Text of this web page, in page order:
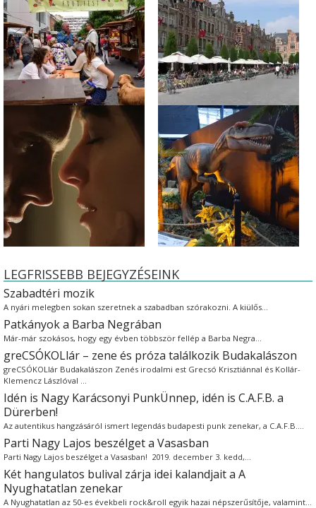
LEGFRISSEBB BEJEGYZÉSEINK
Szabadtéri mozik
A nyári melegben sokan szeretnek a szabadban szórakozni. A kiülős…
Patkányok a Barba Negrában
Már-már szokásos, hogy egy évben többször fellép a Barba Negra…
greCSÓKOLlár – zene és próza találkozik Budakalászon
greCSÓKOLlár Budakalászon Zenés irodalmi est Grecsó Krisztiánnal és Kollár-
Klemencz Lászlóval …
Idén is Nagy Karácsonyi PunkÜnnep, idén is C.A.F.B. a
Dürerben!
Az autentikus hangzásáról ismert legendás budapesti punk zenekar, a C.A.F.B.…
Parti Nagy Lajos beszélget a Vasasban
Parti Nagy Lajos beszélget a Vasasban! 2019. december 3. kedd,…
Két hangulatos bulival zárja idei kalandjait a A
Nyughatatlan zenekar
A Nyughatatlan az 50-es évekbeli rock&roll egyik hazai népszerűsítője, valamint…